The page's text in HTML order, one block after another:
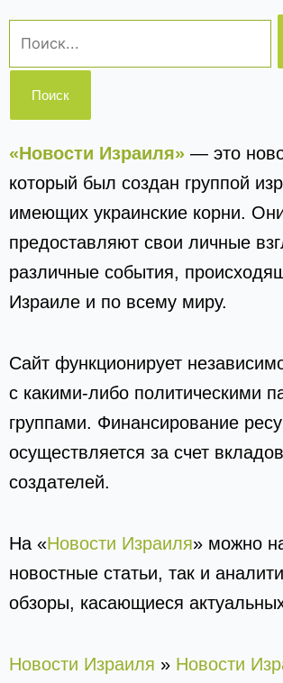
Поиск:
«Новости Израиля» — это
который был создан группой
имеющих украинские корни.
предоставляют свои личные
различные события,
Израиле и по всему миру.
Сайт функционирует
с какими-либо политическими
группами. Финансирование
осуществляется за счет
создателей.
На «Новости Израиля» можно
новостные статьи, так и
обзоры, касающиеся
Новости Израиля » Новости